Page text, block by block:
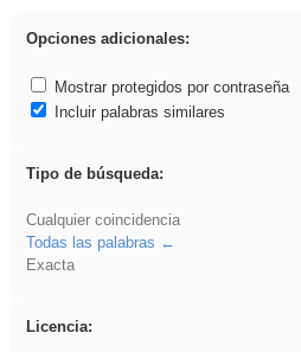
Opciones adicionales:
Mostrar protegidos por contraseña
Incluir palabras similares
Tipo de búsqueda:
Cualquier coincidencia
Todas las palabras
Exacta
Licencia: